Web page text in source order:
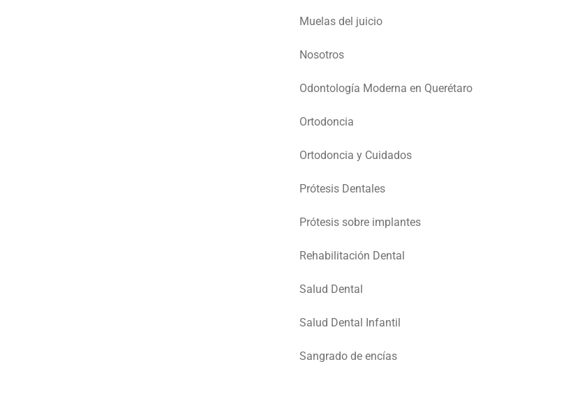
Muelas del juicio
Nosotros
Odontología Moderna en Querétaro
Ortodoncia
Ortodoncia y Cuidados
Prótesis Dentales
Prótesis sobre implantes
Rehabilitación Dental
Salud Dental
Salud Dental Infantil
Sangrado de encías